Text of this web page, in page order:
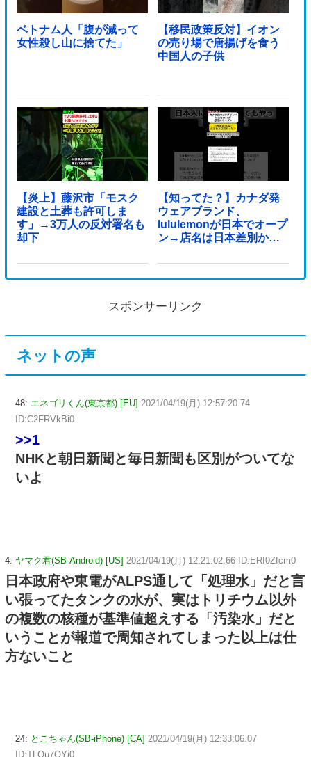
ベトナム人「腹が減って
女性殺し山に捨てた」
【移民政策反対】イオン
の売り場で唐揚げを食う
中国人の子供
【炎上】藤沢市「モスク
建設と土葬も許可しま
す」→3万人の反対署名も
却下
【知ってた？】カナダ発
ウェアブランド、
lululemonが日本でオープ
ン→店名は日本差別から
スポンサーリンク
ネットの声
48: エネゴリくん(東京都) [EU] 2021/04/19(月) 12:57:20.74
ID:C2FRVkBi0
>>1
NHKと朝日新聞と毎日新聞も区別がついてな
いよ
4: ヤマク君(SB-Android) [US] 2021/04/19(月) 12:21:02.66 ID:ERI0Zfcm0
日本政府や東電がALPS通して「処理水」だと言
い張ってたタンクの水が、実はトリチウム以外
の複数の核種が基準値超えする「汚染水」だと
いうことが報道で周知されてしまった以上は仕
方ないこと
24: とこちゃん(SB-iPhone) [CA] 2021/04/19(月) 12:33:06.07
ID:TLQu7QYj0